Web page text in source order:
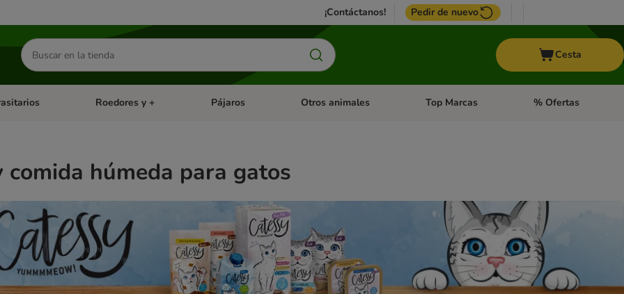
¡Contáctanos! Pedir de nuevo
Buscar
productos
Cesta
abierto: Dieta Vet.Menú de categoria abierto: Antiparasitarios
Roedores y + Menú de categoria abierto: Roedores y +
Pájaros Menú de categoria abierto: Pájaros
Otros animales Menú de categoria abierto: Otros animales
Top Marcas Menú de categoria
% Ofertas
comida húmeda para gatos